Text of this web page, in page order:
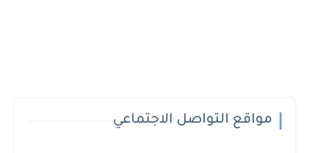
مواقع التواصل الاجتماعي